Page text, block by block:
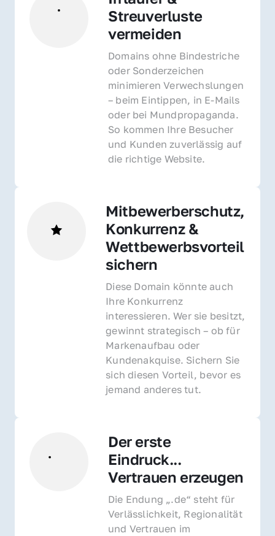
Streuverluste
vermeiden
Domains ohne Bindestriche
oder Sonderzeichen
minimieren Verwechslungen
– beim Eintippen, in E-Mails
oder bei Mundpropaganda.
So kommen Ihre Besucher
und Kunden zuverlässig auf
die richtige Website.
Mitbewerberschutz,
Konkurrenz &
Wettbewerbsvorteil
sichern
Diese Domain könnte auch
Ihre Konkurrenz
interessieren. Wer sie besitzt,
gewinnt strategisch – ob für
Markenaufbau oder
Kundenakquise. Sichern Sie
sich diesen Vorteil, bevor es
jemand anderes tut.
Der erste
Eindruck...
Vertrauen erzeugen
Die Endung „.de“ steht für
Verlässlichkeit, Regionalität
und Vertrauen im